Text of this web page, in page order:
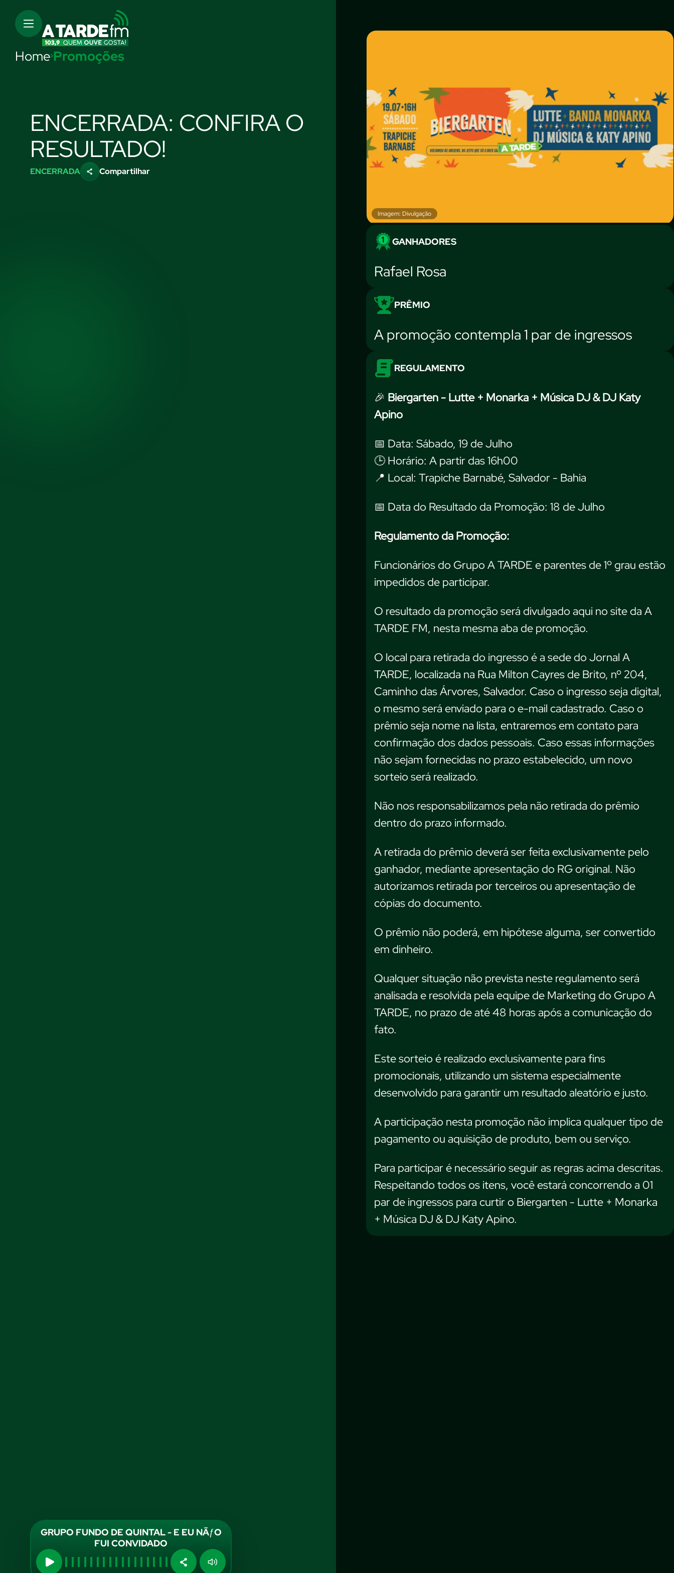
Home Promoções
ENCERRADA: CONFIRA O
RESULTADO!
ENCERRADA Compartilhar
Imagem: Divulgação
GANHADORES
Rafael Rosa
PRÊMIO
A promoção contempla 1 par de ingressos
REGULAMENTO
🎉 Biergarten - Lutte + Monarka + Música DJ & DJ Katy
Apino
📅 Data: Sábado, 19 de Julho
🕒 Horário: A partir das 16h00
📍 Local: Trapiche Barnabé, Salvador - Bahia
📅 Data do Resultado da Promoção: 18 de Julho
Regulamento da Promoção:
Funcionários do Grupo A TARDE e parentes de 1º grau estão
impedidos de participar.
O resultado da promoção será divulgado aqui no site da A
TARDE FM, nesta mesma aba de promoção.
O local para retirada do ingresso é a sede do Jornal A
TARDE, localizada na Rua Milton Cayres de Brito, nº 204,
Caminho das Árvores, Salvador. Caso o ingresso seja digital,
o mesmo será enviado para o e-mail cadastrado. Caso o
prêmio seja nome na lista, entraremos em contato para
confirmação dos dados pessoais. Caso essas informações
não sejam fornecidas no prazo estabelecido, um novo
sorteio será realizado.
Não nos responsabilizamos pela não retirada do prêmio
dentro do prazo informado.
A retirada do prêmio deverá ser feita exclusivamente pelo
ganhador, mediante apresentação do RG original. Não
autorizamos retirada por terceiros ou apresentação de
cópias do documento.
O prêmio não poderá, em hipótese alguma, ser convertido
em dinheiro.
Qualquer situação não prevista neste regulamento será
analisada e resolvida pela equipe de Marketing do Grupo A
TARDE, no prazo de até 48 horas após a comunicação do
fato.
Este sorteio é realizado exclusivamente para fins
promocionais, utilizando um sistema especialmente
desenvolvido para garantir um resultado aleatório e justo.
A participação nesta promoção não implica qualquer tipo de
pagamento ou aquisição de produto, bem ou serviço.
Para participar é necessário seguir as regras acima descritas.
Respeitando todos os itens, você estará concorrendo a 01
par de ingressos para curtir o Biergarten - Lutte + Monarka
+ Música DJ & DJ Katy Apino.
GRUPO FUNDO DE QUINTAL - E EU NÃƒO
FUI CONVIDADO